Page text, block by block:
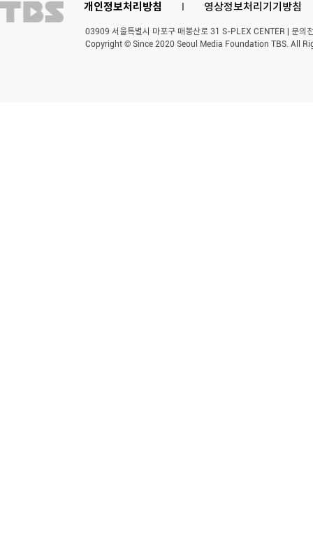
개인정보처리방침 l 영상정보처리기기방침
03909 서울특별시 마포구 매봉산로 31 S-PLEX CENTER | 문
Copyright © Since 2020 Seoul Media Foundation TBS. All